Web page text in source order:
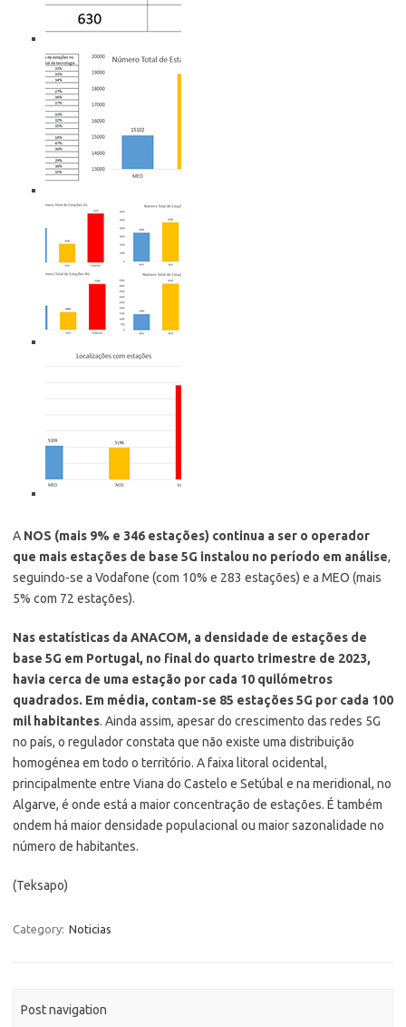
A NOS (mais 9% e 346 estações) continua a ser o operador
que mais estações de base 5G instalou no período em análise,
seguindo-se a Vodafone (com 10% e 283 estações) e a MEO (mais
5% com 72 estações).
Nas estatísticas da ANACOM, a densidade de estações de
base 5G em Portugal, no final do quarto trimestre de 2023,
havia cerca de uma estação por cada 10 quilómetros
quadrados. Em média, contam-se 85 estações 5G por cada 100
mil habitantes. Ainda assim, apesar do crescimento das redes 5G
no país, o regulador constata que não existe uma distribuição
homogénea em todo o território. A faixa litoral ocidental,
principalmente entre Viana do Castelo e Setúbal e na meridional, no
Algarve, é onde está a maior concentração de estações. É também
ondem há maior densidade populacional ou maior sazonalidade no
número de habitantes.
(Teksapo)
Category: Noticias
Post navigation